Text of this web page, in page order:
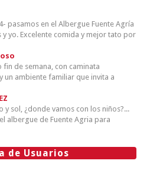
pasamos en el Albergue Fuente Agría
yo. Excelente comida y mejor tato por
de semana, con caminata
un ambiente familiar que invita a
y sol, ¿donde vamos con los niños?...
albergue de Fuente Agria para
de Usuarios